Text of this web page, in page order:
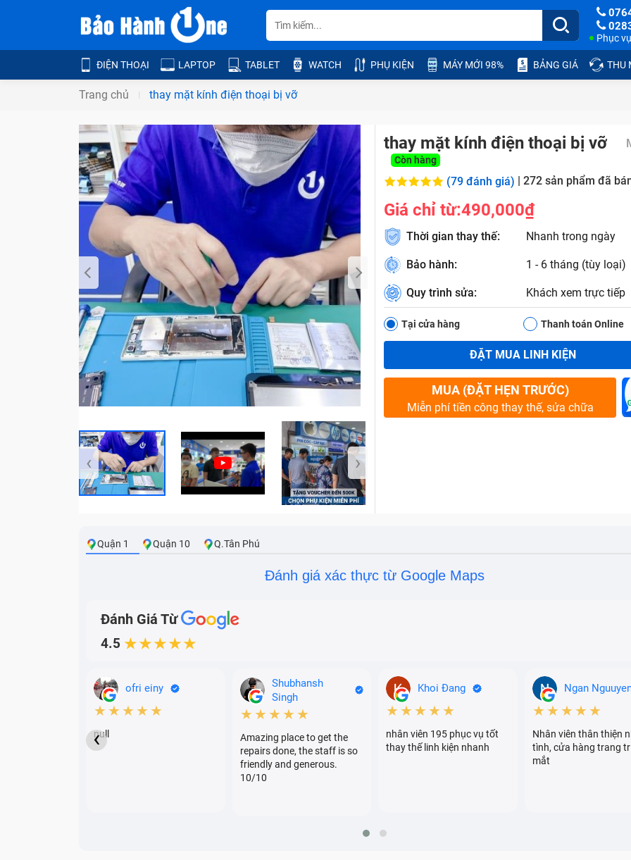
Phục
ĐIỆN THOẠI LAPTOP TABLET WATCH PHỤ KIỆN MÁY MỚI 98% BẢNG GIÁ THU
Trang chủ thay mặt kính điện thoại bị vỡ
Bảo Hành One
‹ ›
thay mặt kính điện thoại bị vỡ
Còn hàng
(79 đánh giá) | 272 sản phẩm đã
Giá chỉ từ:490,000₫
Thời gian thay thế: Nhanh trong ngày
Bảo hành: 1 - 6 tháng (tùy loại)
Quy trình sửa: Khách xem trực tiếp
Tại cửa hàng Thanh toán Online
ĐẶT MUA LINH KIỆN
MUA (ĐẶT HẸN TRƯỚC)
Miễn phí tiền công thay thế, sửa chữa
Quận 1 Quận 10 Q.Tân Phú
Đánh giá xác thực từ Google Maps
Đánh Giá Từ
4.5 ★★★★★
ofri einy
★★★★★
null
Shubhansh
Singh
★★★★★
Amazing place to get the
repairs done, the staff is so
friendly and generous.
10/10
Khoi Đang
★★★★★
nhân viên 195 phục vụ tốt
thay thế linh kiện nhanh
Ngan
★★★★★
Nhân viên thân thiện
tình, cửa hàng trang
mắt
‹